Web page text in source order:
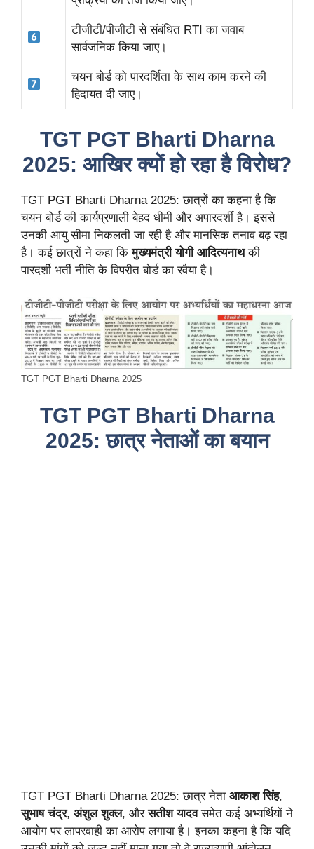
टीजीटी/पीजीटी से संबंधित RTI का जवाब
सार्वजनिक किया जाए।
चयन बोर्ड को पारदर्शिता के साथ काम करने की
हिदायत दी जाए।
TGT PGT Bharti Dharna
2025: आखिर क्यों हो रहा है विरोध?
TGT PGT Bharti Dharna 2025: छात्रों का कहना है कि
चयन बोर्ड की कार्यप्रणाली बेहद धीमी और अपारदर्शी है। इससे
उनकी आयु सीमा निकलती जा रही है और मानसिक तनाव बढ़ रहा
है। कई छात्रों ने कहा किमुख्यमंत्री योगी आदित्यनाथकी
पारदर्शी भर्ती नीति के विपरीत बोर्ड का रवैया है।
TGT PGT Bharti Dharna 2025
TGT PGT Bharti Dharna
2025: छात्र नेताओं का बयान
TGT PGT Bharti Dharna 2025: छात्र नेता आकाश सिंह,
सुभाष चंद्र, अंशुल शुक्ल, औरसतीश यादवसमेत कई अभ्यर्थियों ने
आयोग पर लापरवाही का आरोप लगाया है। इनका कहना है कि यदि